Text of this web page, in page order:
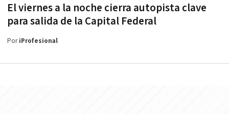
El viernes a la noche cierra autopista clave
para salida de la Capital Federal
PoriProfesional